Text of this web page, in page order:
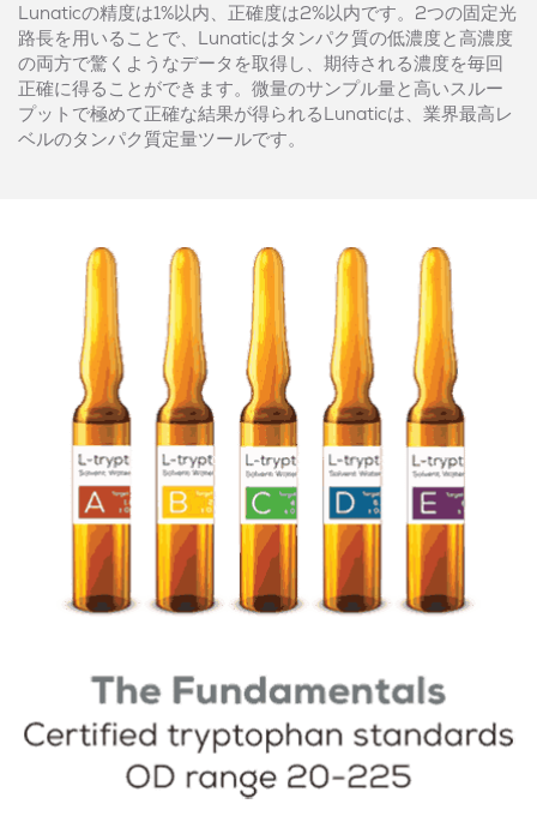
Lunaticの精度は1%以内、正確度は2%以内です。2つの固定光
路長を用いることで、Lunaticはタンパク質の低濃度と高濃度
の両方で驚くようなデータを取得し、期待される濃度を毎回
正確に得ることができます。微量のサンプル量と高いスルー
プットで極めて正確な結果が得られるLunaticは、業界最高レ
ベルのタンパク質定量ツールです。